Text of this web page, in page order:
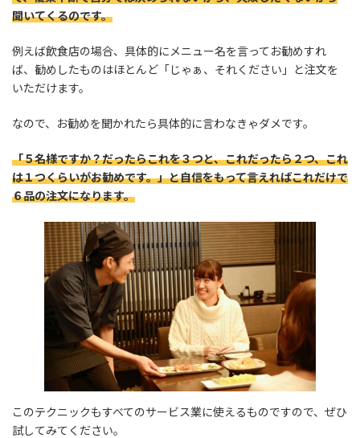
聞いてくるのです。
例えば飲食店の場合、具体的にメニュー名を言ってお勧めすれ
ば、勧めしたものはほとんど「じゃぁ、それください」と注文を
いただけます。
なので、お勧めを聞かれたら具体的に言わなきゃダメです。
「５名様ですか？だったらこれを３つと、これだったら２つ、これ
は１つくらいがお勧めです。」と自信をもって言えればこれだけで
６品の注文になります。
このテクニックもすべてのサービス業に使えるものですので、ぜひ
試してみてください。